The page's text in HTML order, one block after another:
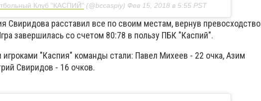
Клуб "КАСПИЙ" (@bccaspiy) Фев 15, 2018 в 5:55 PST
Свиридова расставил все по своим местам, вернув превосходство
завершилась со счетом 80:78 в пользу ПБК "Каспий".
"Каспия" команды стали: Павел Михеев - 22 очка, Азим
Свиридов - 16 очков.